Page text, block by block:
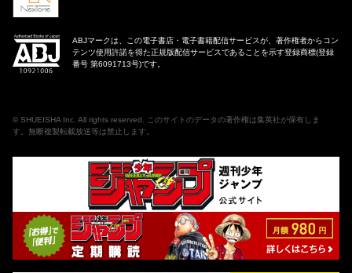
ABJマークは、この電子書店・電子書籍配信サービスが、著作権者からコン
テンツ使用許諾を得た正規版配信サービスであることを示す登録商標(登録
番号 第6091713号)です。
© SHUEISHA Inc . All rights reserved. このサイトのデータの著作権は集英社が保有しま
す。無断複製転載放送等は禁止します。